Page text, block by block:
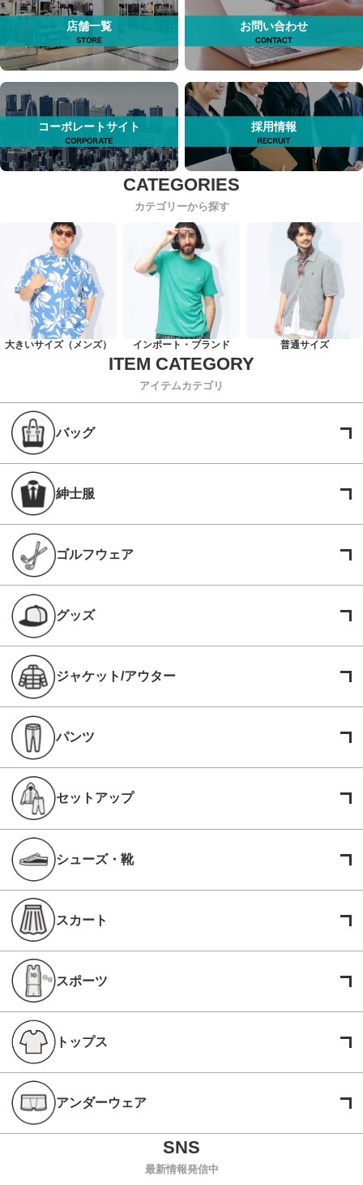
店舗一覧 お問い合わせ
コーポレートサイト 採用情報
カテゴリーから探す
大きいサイズ（メンズ） インポート・ブランド 普通サイズ
アイテムカテゴリ
バッグ
紳士服
ゴルフウェア
グッズ
ジャケット/アウター
パンツ
セットアップ
シューズ・靴
スカート
スポーツ
トップス
アンダーウェア
最新情報発信中